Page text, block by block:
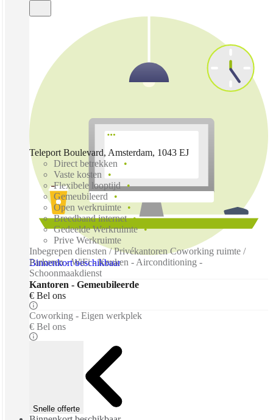
Binnenkort beschikbaar
Teleport Boulevard, Amsterdam, 1043 EJ
Direct betrekken
Vaste kosten
Flexibele looptijd
Gemeubileerd
Open werkruimte
Breedband internet
Gedeelde Werkruimte
Prive Werkruimte
Inbegrepen diensten / Privékantoren Coworking ruimte /
Parkeren - WiFi - Keuken - Airconditioning -
Schoonmaakdienst
Kantoren - Gemeubileerde
€ Bel ons
Coworking - Eigen werkplek
€ Bel ons
Snelle offerte